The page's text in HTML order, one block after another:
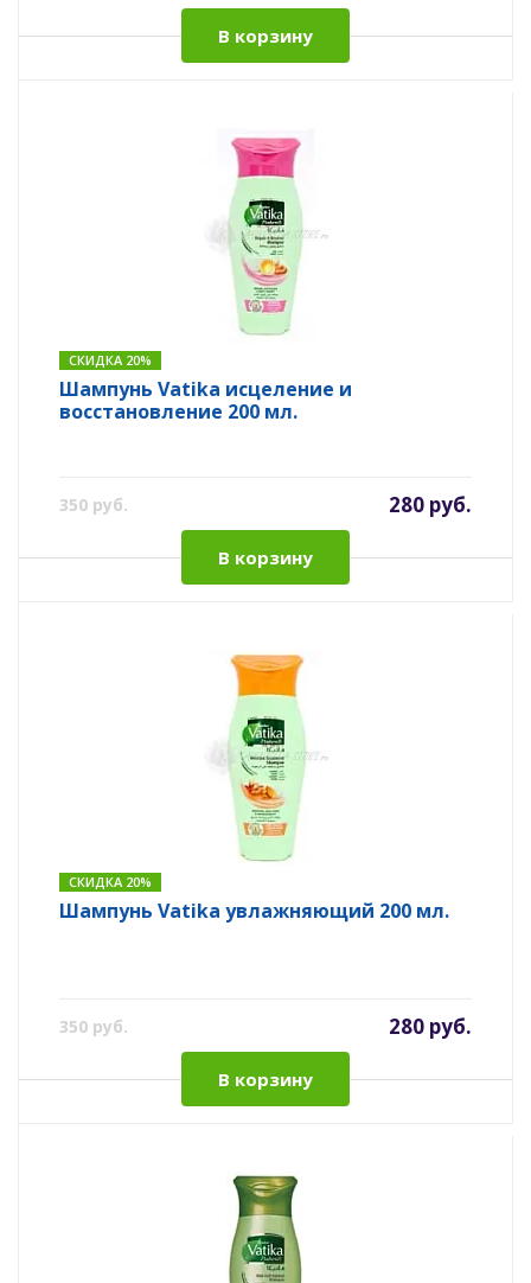
В корзину
СКИДКА 20%
Шампунь Vatika исцеление и
восстановление 200 мл.
350 руб. 280 руб.
В корзину
СКИДКА 20%
Шампунь Vatika увлажняющий 200 мл.
350 руб. 280 руб.
В корзину